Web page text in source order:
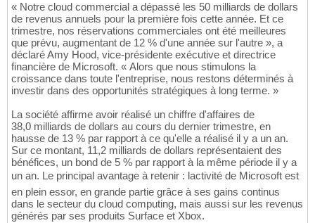
« Notre cloud commercial a dépassé les 50 milliards de dollars
de revenus annuels pour la première fois cette année. Et ce
trimestre, nos réservations commerciales ont été meilleures
que prévu, augmentant de 12 % d'une année sur l'autre », a
déclaré Amy Hood, vice-présidente exécutive et directrice
financière de Microsoft. « Alors que nous stimulons la
croissance dans toute l'entreprise, nous restons déterminés à
investir dans des opportunités stratégiques à long terme. »
La société affirme avoir réalisé un chiffre d'affaires de
38,0 milliards de dollars au cours du dernier trimestre, en
hausse de 13 % par rapport à ce qu'elle a réalisé il y a un an.
Sur ce montant, 11,2 milliards de dollars représentaient des
bénéfices, un bond de 5 % par rapport à la même période il y a
un an. Le principal avantage à retenir : lactivité de Microsoft est
en plein essor, en grande partie grâce à ses gains continus
dans le secteur du cloud computing, mais aussi sur les revenus
générés par ses produits Surface et Xbox.